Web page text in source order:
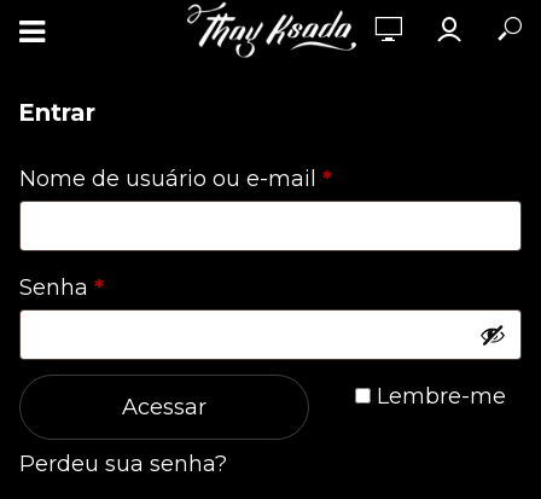
Entrar
Nome de usuário ou e-mail *Obrigatório
Senha *Obrigatório
Lembre-me
Acessar
Perdeu sua senha?